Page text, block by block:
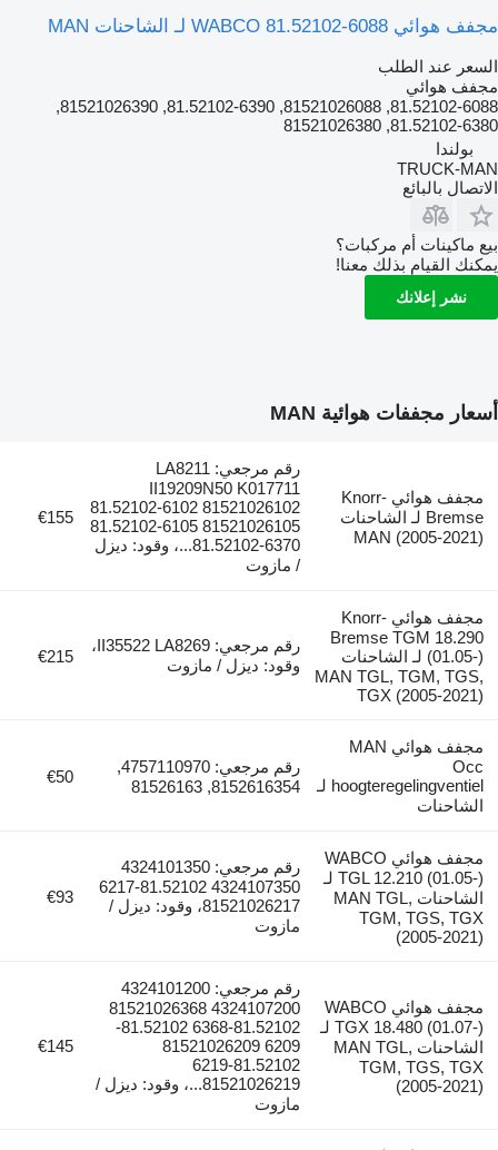
مجفف هوائي WABCO 81.52102-6088 لـ الشاحنات MAN
السعر عند الطلب
مجفف هوائي
81.52102-6088, 81521026088, 81.52102-6390, 81521026390,
81.52102-6380, 81521026380
بولندا
TRUCK-MAN
الاتصال بالبائع
بيع ماكينات أم مركبات؟
يمكنك القيام بذلك معنا!
نشر إعلانك
أسعار مجففات هوائية MAN
مجفف هوائي Knorr-
Bremse لـ الشاحنات
MAN (2005-2021)
رقم مرجعي: LA8211
II19209N50 K017711
81.52102-6102 81521026102
81.52102-6105 81521026105
81.52102-6370...، وقود: ديزل
/ مازوت
€155
مجفف هوائي Knorr-
Bremse TGM 18.290
(01.05-) لـ الشاحنات
MAN TGL, TGM, TGS,
TGX (2005-2021)
رقم مرجعي: II35522 LA8269،
وقود: ديزل / مازوت
€215
مجفف هوائي MAN
Occ
hoogteregelingventiel لـ
الشاحنات
رقم مرجعي: 4757110970,
8152616354, 81526163
€50
مجفف هوائي WABCO
TGL 12.210 (01.05-) لـ
الشاحنات MAN TGL,
TGM, TGS, TGX
(2005-2021)
رقم مرجعي: 4324101350
4324107350 81.52102-6217
81521026217، وقود: ديزل /
مازوت
€93
مجفف هوائي WABCO
TGX 18.480 (01.07-) لـ
الشاحنات MAN TGL,
TGM, TGS, TGX
(2005-2021)
رقم مرجعي: 4324101200
4324107200 81521026368
81.52102-6368 81.52102-
6209 81521026209
81.52102-6219
81521026219...، وقود: ديزل /
مازوت
€145